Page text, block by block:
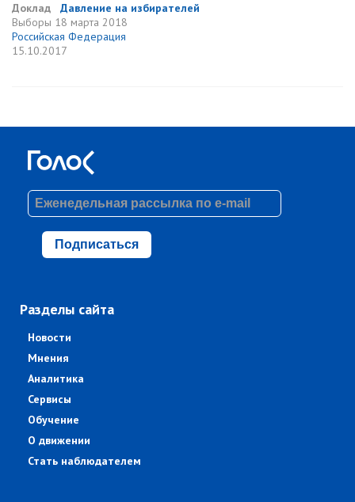
Доклад
Давление на избирателей
Выборы 18 марта 2018
Российская Федерация
15.10.2017
Подписаться
Разделы сайта
Новости
Мнения
Аналитика
Сервисы
Обучение
О движении
Стать наблюдателем